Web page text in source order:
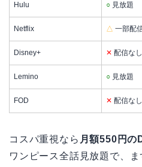
Hulu ○ 見放題
Netflix △ 一部配
Disney+ ✕ 配信なし
Lemino ○ 見放題
FOD ✕ 配信なし
コスパ重視なら 月額550円の
ワンピース全話見放題で、